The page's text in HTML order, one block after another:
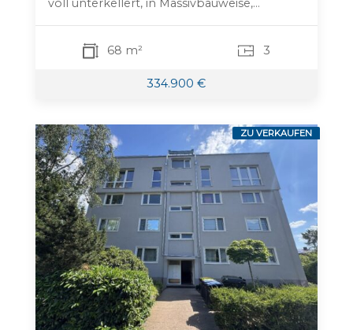
voll unterkellert, in Massivbauweise,...
68 m² 3
334.900 €
ZU VERKAUFEN